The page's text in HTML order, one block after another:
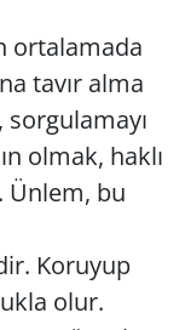
ortalamada
tavır alma
olmak, haklı
Ünlem, bu
Koruyup
olur.